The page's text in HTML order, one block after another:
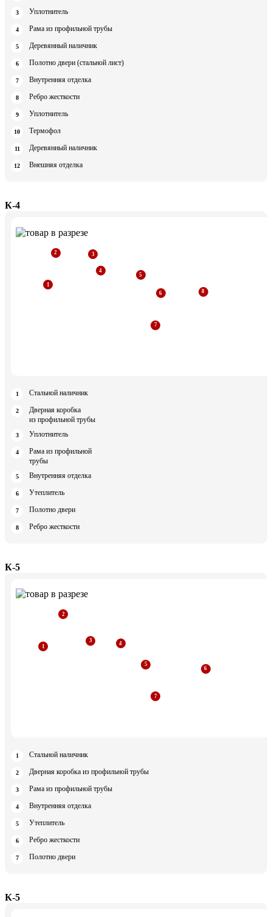
Уплотнитель
Рама из профильной трубы
Деревянный наличник
Полотно двери (стальной лист)
Внутренняя отделка
Ребро жесткости
Уплотнитель
Термофол
Деревянный наличник
Внешняя отделка
К-4
Стальной наличник
Дверная коробка
из профильной трубы
Уплотнитель
Рама из профильной
трубы
Внутренняя отделка
Утеплитель
Полотно двери
Ребро жесткости
К-5
Стальной наличник
Дверная коробка из профильной трубы
Рама из профильной трубы
Внутренняя отделка
Утеплитель
Ребро жесткости
Полотно двери
К-5